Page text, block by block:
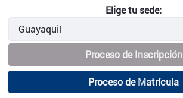
Elige tu sede:
Proceso de Inscripción
Proceso de Matrícula